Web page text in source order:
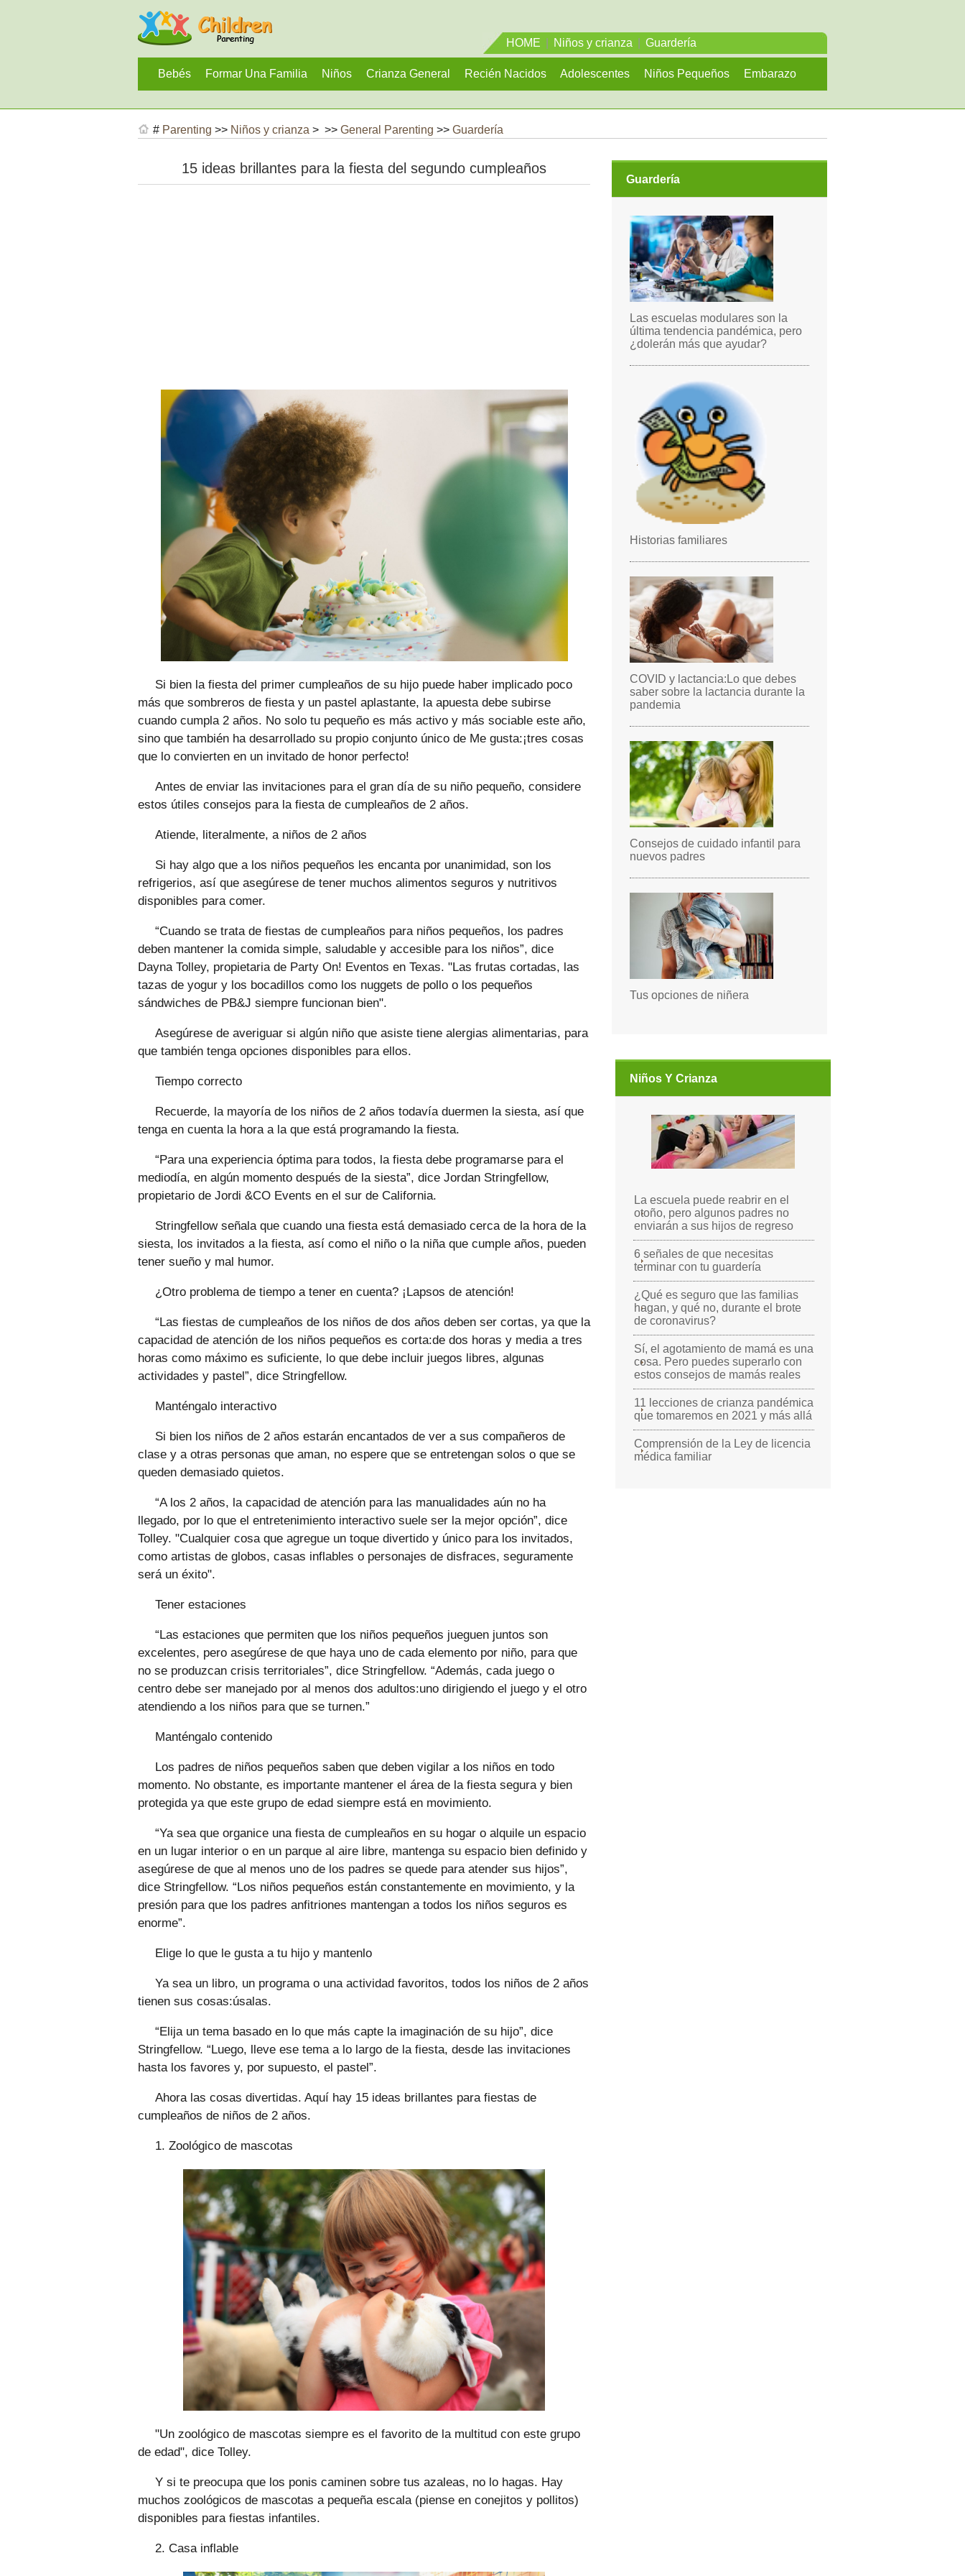
HOME Niños y crianza Guardería
Bebés Formar Una Familia Niños Crianza General Recién Nacidos Adolescentes Niños Pequeños Embarazo
# Parenting >> Niños y crianza > >> General Parenting >> Guardería
15 ideas brillantes para la fiesta del segundo cumpleaños
Si bien la fiesta del primer cumpleaños de su hijo puede haber implicado poco
más que sombreros de fiesta y un pastel aplastante, la apuesta debe subirse
cuando cumpla 2 años. No solo tu pequeño es más activo y más sociable este año,
sino que también ha desarrollado su propio conjunto único de Me gusta:¡tres cosas
que lo convierten en un invitado de honor perfecto!
Antes de enviar las invitaciones para el gran día de su niño pequeño, considere
estos útiles consejos para la fiesta de cumpleaños de 2 años.
Atiende, literalmente, a niños de 2 años
Si hay algo que a los niños pequeños les encanta por unanimidad, son los
refrigerios, así que asegúrese de tener muchos alimentos seguros y nutritivos
disponibles para comer.
“Cuando se trata de fiestas de cumpleaños para niños pequeños, los padres
deben mantener la comida simple, saludable y accesible para los niños”, dice
Dayna Tolley, propietaria de Party On! Eventos en Texas. "Las frutas cortadas, las
tazas de yogur y los bocadillos como los nuggets de pollo o los pequeños
sándwiches de PB&J siempre funcionan bien".
Asegúrese de averiguar si algún niño que asiste tiene alergias alimentarias, para
que también tenga opciones disponibles para ellos.
Tiempo correcto
Recuerde, la mayoría de los niños de 2 años todavía duermen la siesta, así que
tenga en cuenta la hora a la que está programando la fiesta.
“Para una experiencia óptima para todos, la fiesta debe programarse para el
mediodía, en algún momento después de la siesta”, dice Jordan Stringfellow,
propietario de Jordi &CO Events en el sur de California.
Stringfellow señala que cuando una fiesta está demasiado cerca de la hora de la
siesta, los invitados a la fiesta, así como el niño o la niña que cumple años, pueden
tener sueño y mal humor.
¿Otro problema de tiempo a tener en cuenta? ¡Lapsos de atención!
“Las fiestas de cumpleaños de los niños de dos años deben ser cortas, ya que la
capacidad de atención de los niños pequeños es corta:de dos horas y media a tres
horas como máximo es suficiente, lo que debe incluir juegos libres, algunas
actividades y pastel”, dice Stringfellow.
Manténgalo interactivo
Si bien los niños de 2 años estarán encantados de ver a sus compañeros de
clase y a otras personas que aman, no espere que se entretengan solos o que se
queden demasiado quietos.
“A los 2 años, la capacidad de atención para las manualidades aún no ha
llegado, por lo que el entretenimiento interactivo suele ser la mejor opción”, dice
Tolley. "Cualquier cosa que agregue un toque divertido y único para los invitados,
como artistas de globos, casas inflables o personajes de disfraces, seguramente
será un éxito".
Tener estaciones
“Las estaciones que permiten que los niños pequeños jueguen juntos son
excelentes, pero asegúrese de que haya uno de cada elemento por niño, para que
no se produzcan crisis territoriales”, dice Stringfellow. “Además, cada juego o
centro debe ser manejado por al menos dos adultos:uno dirigiendo el juego y el otro
atendiendo a los niños para que se turnen.”
Manténgalo contenido
Los padres de niños pequeños saben que deben vigilar a los niños en todo
momento. No obstante, es importante mantener el área de la fiesta segura y bien
protegida ya que este grupo de edad siempre está en movimiento.
“Ya sea que organice una fiesta de cumpleaños en su hogar o alquile un espacio
en un lugar interior o en un parque al aire libre, mantenga su espacio bien definido y
asegúrese de que al menos uno de los padres se quede para atender sus hijos”,
dice Stringfellow. “Los niños pequeños están constantemente en movimiento, y la
presión para que los padres anfitriones mantengan a todos los niños seguros es
enorme”.
Elige lo que le gusta a tu hijo y mantenlo
Ya sea un libro, un programa o una actividad favoritos, todos los niños de 2 años
tienen sus cosas:úsalas.
“Elija un tema basado en lo que más capte la imaginación de su hijo”, dice
Stringfellow. “Luego, lleve ese tema a lo largo de la fiesta, desde las invitaciones
hasta los favores y, por supuesto, el pastel”.
Ahora las cosas divertidas. Aquí hay 15 ideas brillantes para fiestas de
cumpleaños de niños de 2 años.
1. Zoológico de mascotas
"Un zoológico de mascotas siempre es el favorito de la multitud con este grupo
de edad", dice Tolley.
Y si te preocupa que los ponis caminen sobre tus azaleas, no lo hagas. Hay
muchos zoológicos de mascotas a pequeña escala (piense en conejitos y pollitos)
disponibles para fiestas infantiles.
2. Casa inflable
Guardería
Las escuelas modulares son la
última tendencia pandémica, pero
¿dolerán más que ayudar?
Historias familiares
COVID y lactancia:Lo que debes
saber sobre la lactancia durante la
pandemia
Consejos de cuidado infantil para
nuevos padres
Tus opciones de niñera
Niños Y Crianza
La escuela puede reabrir en el
otoño, pero algunos padres no
enviarán a sus hijos de regreso
6 señales de que necesitas
terminar con tu guardería
¿Qué es seguro que las familias
hagan, y qué no, durante el brote
de coronavirus?
Sí, el agotamiento de mamá es una
cosa. Pero puedes superarlo con
estos consejos de mamás reales
11 lecciones de crianza pandémica
que tomaremos en 2021 y más allá
Comprensión de la Ley de licencia
médica familiar